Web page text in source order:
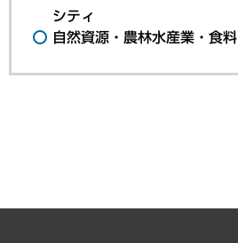
シティ
自然資源・農林水産業・食